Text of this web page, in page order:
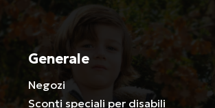
Generale
Negozi
Sconti speciali per disabili